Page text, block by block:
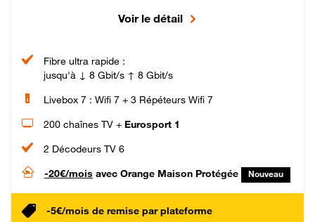
Voir le détail
Fibre ultra rapide :
jusqu'à ↓ 8 Gbit/s ↑ 8 Gbit/s
Livebox 7 : Wifi 7 + 3 Répéteurs Wifi 7
200 chaînes TV + Eurosport 1
2 Décodeurs TV 6
-20€/mois avec Orange Maison Protégée Nouveau
-5€/mois de remise par plateforme